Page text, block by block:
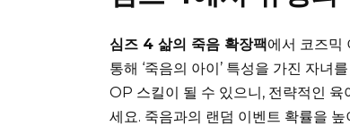
심즈 4 삶의 죽음 확장팩에서 코즈믹
통해 ‘죽음의 아이’ 특성을 가진 자녀
OP 스킬이 될 수 있으니, 전략적인
세요. 죽음과의 랜덤 이벤트 확률을